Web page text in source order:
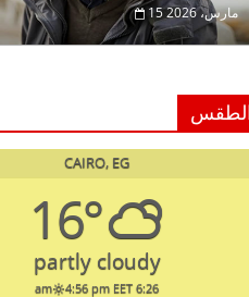
15 مارس، 2026
CAIRO, EG
16°
partly cloudy
6:26 am
4:56 pm EET